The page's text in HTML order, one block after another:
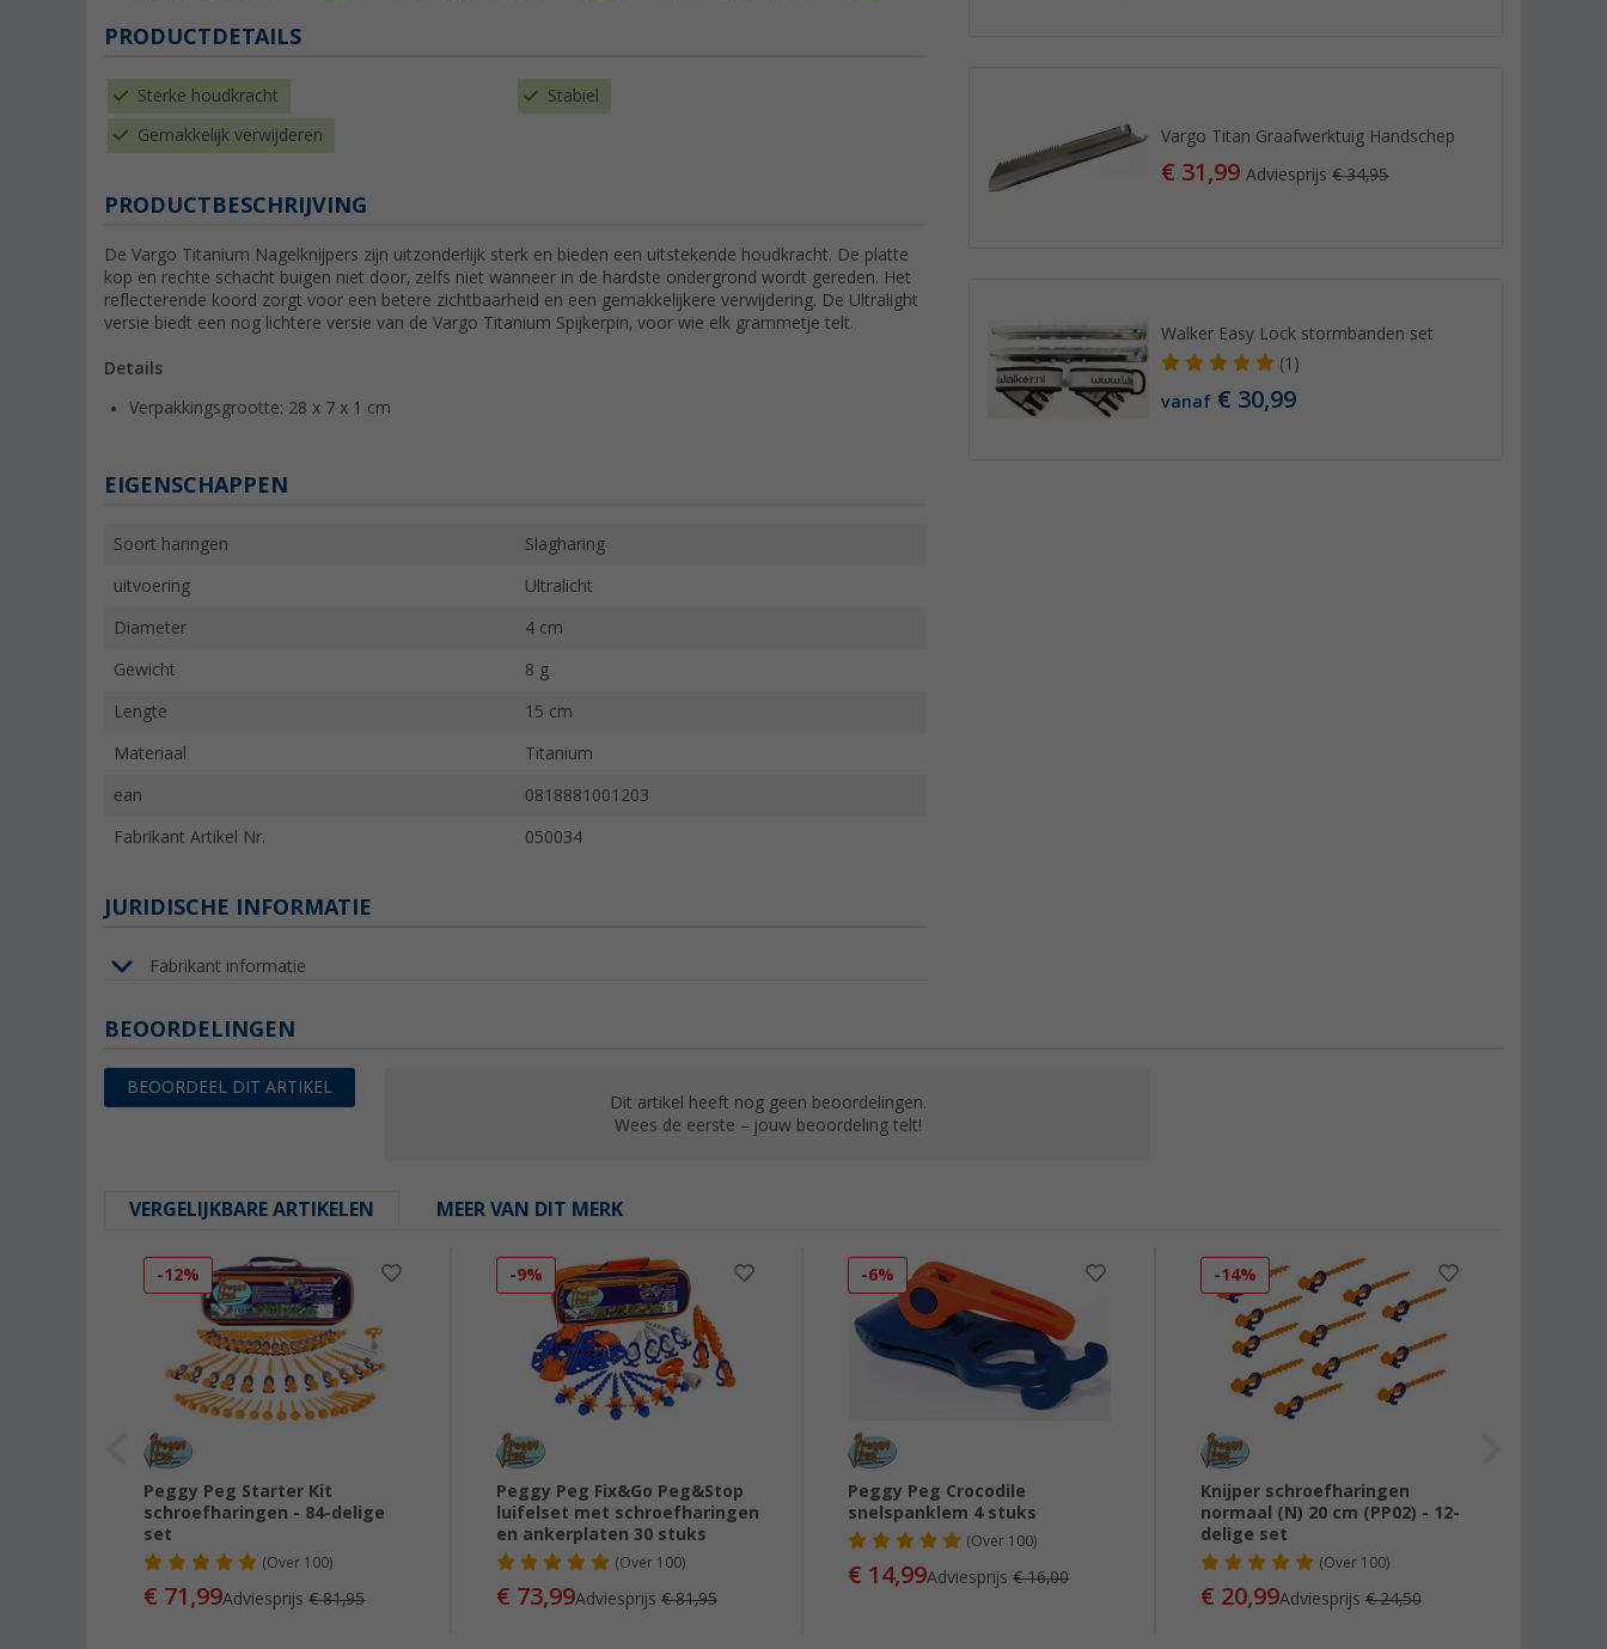
Vargo Titan Graafwerktuig Handschep
€ 31,99Adviesprijs€ 34,95
Walker Easy Lock stormbanden set
(1)
vanaf € 30,99
PRODUCTDETAILS
Sterke houdkracht Stabiel
Gemakkelijk verwijderen
PRODUCTBESCHRIJVING
De Vargo Titanium Nagelknijpers zijn uitzonderlijk sterk en bieden een uitstekende houdkracht. De platte
kop en rechte schacht buigen niet door, zelfs niet wanneer in de hardste ondergrond wordt gereden. Het
reflecterende koord zorgt voor een betere zichtbaarheid en een gemakkelijkere verwijdering. De Ultralight
versie biedt een nog lichtere versie van de Vargo Titanium Spijkerpin, voor wie elk grammetje telt.
Details
Verpakkingsgrootte: 28 x 7 x 1 cm
EIGENSCHAPPEN
Soort haringen Slagharing
uitvoering Ultralicht
Diameter 4 cm
Gewicht 8 g
Lengte 15 cm
Materiaal Titanium
ean 0818881001203
Fabrikant Artikel Nr. 050034
JURIDISCHE INFORMATIE
Fabrikant informatie
BEOORDELINGEN
BEOORDEEL DIT ARTIKEL
Dit artikel heeft nog geen beoordelingen.
Wees de eerste – jouw beoordeling telt!
VERGELIJKBARE ARTIKELEN MEER VAN DIT MERK
-12%
Peggy Peg Starter Kit
schroefharingen - 84-delige
set
(Over 100)
€ 71,99Adviesprijs€ 81,95
-9%
Peggy Peg Fix&Go Peg&Stop
luifelset met schroefharingen
en ankerplaten 30 stuks
(Over100)
€ 73,99Adviesprijs € 81,95
-6%
Peggy Peg Crocodile
snelspanklem 4 stuks
(Over 100)
€ 14,99Adviesprijs€ 16,00
-14%
Knijper schroefharingen
normaal (N) 20 cm (PP02) - 12-
delige set
(Over100)
€ 20,99Adviesprijs € 24,50